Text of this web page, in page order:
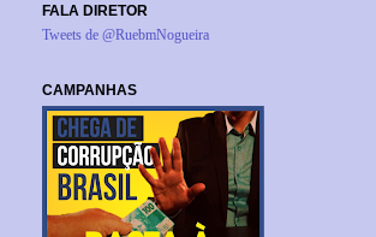
FALA DIRETOR
Tweets de @RuebmNogueira
CAMPANHAS